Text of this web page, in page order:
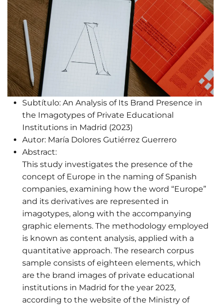
Subtítulo: An Analysis of Its Brand Presence in
the Imagotypes of Private Educational
Institutions in Madrid (2023)
Autor: María Dolores Gutiérrez Guerrero
Abstract:
This study investigates the presence of the
concept of Europe in the naming of Spanish
companies, examining how the word “Europe”
and its derivatives are represented in
imagotypes, along with the accompanying
graphic elements. The methodology employed
is known as content analysis, applied with a
quantitative approach. The research corpus
sample consists of eighteen elements, which
are the brand images of private educational
institutions in Madrid for the year 2023,
according to the website of the Ministry of